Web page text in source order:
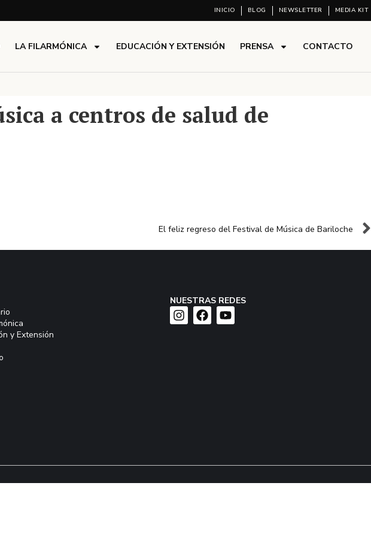
INICIO BLOG NEWSLETTER MEDIA KIT
LA FILARMÓNICA EDUCACIÓN Y EXTENSIÓN PRENSA CONTACTO
a centros de salud de
El feliz regreso del Festival de Música de Bariloche
y Extensión
NUESTRAS REDES